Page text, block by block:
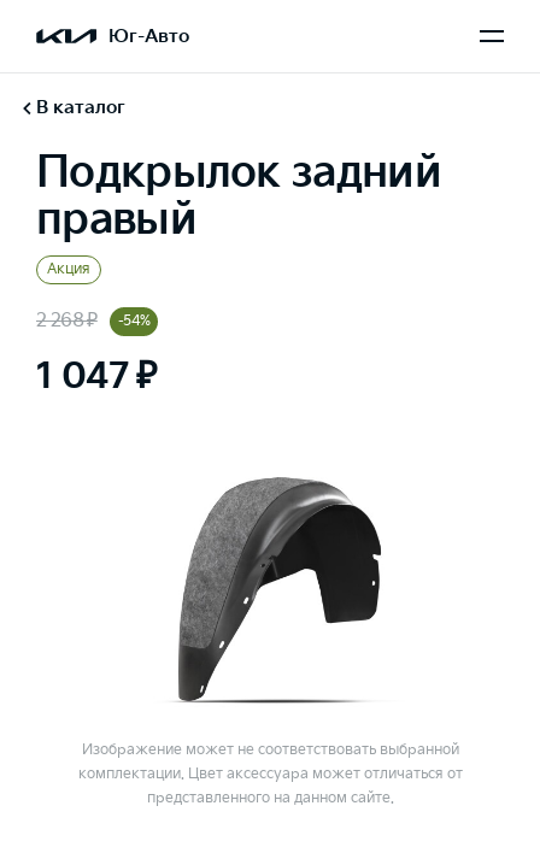
Юг-Авто
В каталог
Подкрылок задний
правый
Акция
2 268 ₽ -54%
1 047 ₽
Изображение может не соответствовать выбранной
комплектации. Цвет аксессуара может отличаться от
представленного на данном сайте.